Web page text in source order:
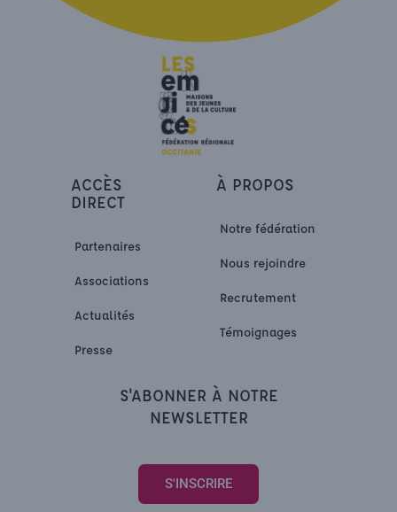
ACCÈS
DIRECT
Partenaires
Associations
Actualités
Presse
À PROPOS
Notre fédération
Nous rejoindre
Recrutement
Témoignages
S'ABONNER À NOTRE
NEWSLETTER
S'INSCRIRE